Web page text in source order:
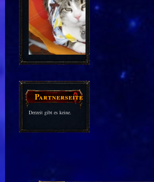
Partnerseiten
Derzeit gibt es keine.